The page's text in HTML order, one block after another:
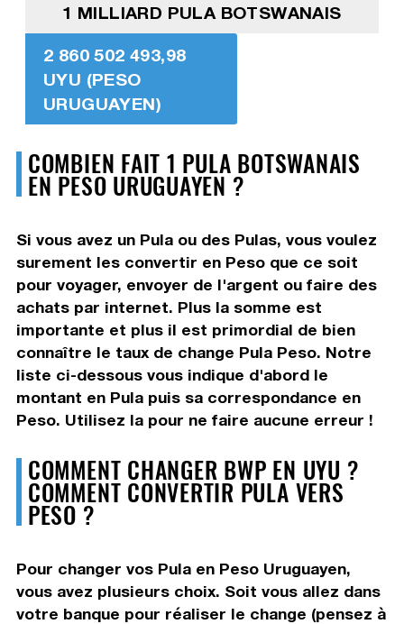
1 MILLIARD PULA BOTSWANAIS
2 860 502 493,98
UYU (PESO
URUGUAYEN)
COMBIEN FAIT 1 PULA BOTSWANAIS
EN PESO URUGUAYEN ?
Si vous avez un Pula ou des Pulas, vous voulez
surement les convertir en Peso que ce soit
pour voyager, envoyer de l'argent ou faire des
achats par internet. Plus la somme est
importante et plus il est primordial de bien
connaître le taux de change Pula Peso. Notre
liste ci-dessous vous indique d'abord le
montant en Pula puis sa correspondance en
Peso. Utilisez la pour ne faire aucune erreur !
COMMENT CHANGER BWP EN UYU ?
COMMENT CONVERTIR PULA VERS
PESO ?
Pour changer vos Pula en Peso Uruguayen,
vous avez plusieurs choix. Soit vous allez dans
votre banque pour réaliser le change (pensez à